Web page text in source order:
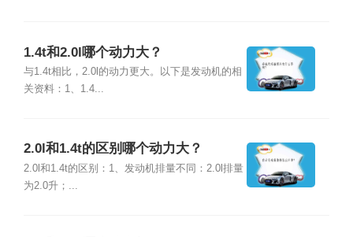
1.4t和2.0l哪个动力大？
与1.4t相比，2.0l的动力更大。以下是发动机的相
关资料：1、1.4...
2.0l和1.4t的区别哪个动力大？
2.0l和1.4t的区别：1、发动机排量不同：2.0l排量
为2.0升；...